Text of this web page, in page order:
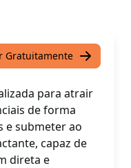
Gratuitamente
para atrair
de forma
e submeter ao
capaz de
direta e